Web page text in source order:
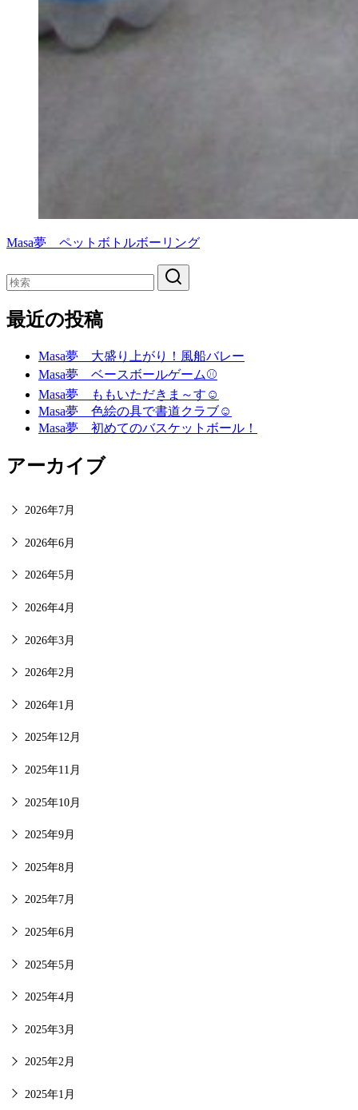
Masa夢 ペットボトルボーリング
最近の投稿
Masa夢 大盛り上がり！風船バレー
Masa夢 ベースボールゲーム⚾
Masa夢 ももいただきま～す☺
Masa夢 色絵の具で書道クラブ☺
Masa夢 初めてのバスケットボール！
アーカイブ
2026年7月
2026年6月
2026年5月
2026年4月
2026年3月
2026年2月
2026年1月
2025年12月
2025年11月
2025年10月
2025年9月
2025年8月
2025年7月
2025年6月
2025年5月
2025年4月
2025年3月
2025年2月
2025年1月